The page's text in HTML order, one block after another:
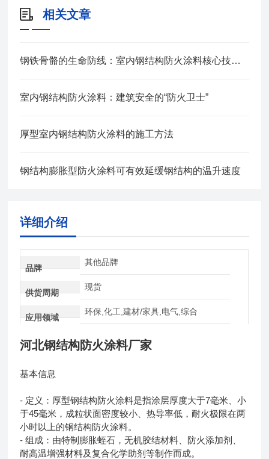
相关文章
钢铁骨骼的生命防线：室内钢结构防火涂料核心技术解析
室内钢结构防火涂料：建筑安全的“防火卫士”
厚型室内钢结构防火涂料的施工方法
钢结构膨胀型防火涂料可有效延缓钢结构的温升速度
详细介绍
品牌
其他品牌
供货周期
现货
应用领域
环保,化工,建材/家具,电气,综合
河北钢结构防火涂料厂家
基本信息
- 定义：厚型钢结构防火涂料是指涂层厚度大于7毫米、小
于45毫米，成粒状面密度较小、热导率低，耐火极限在两
小时以上的钢结构防火涂料。
- 组成：由特制膨胀蛭石，无机胶结材料、防火添加剂、
耐高温增强材料及复合化学助剂等制作而成。